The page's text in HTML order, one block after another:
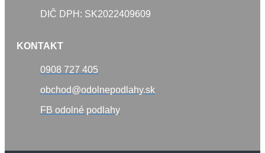
DIČ DPH: SK2022409609
KONTAKT
0908 727 405
obchod@odolnepodlahy.sk
FB odolné podlahy